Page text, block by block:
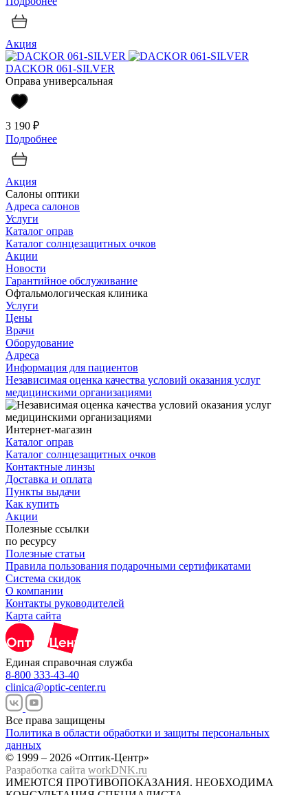
Акция
DACKOR 061-SILVER
Оправа универсальная
3 190 ₽
Подробнее
Акция
Салоны оптики
Адреса салонов
Услуги
Каталог оправ
Каталог солнцезащитных очков
Акции
Новости
Гарантийное обслуживание
Офтальмологическая клиника
Услуги
Цены
Врачи
Оборудование
Адреса
Информация для пациентов
Независимая оценка качества условий оказания услуг
медицинскими организациями
Интернет-магазин
Каталог оправ
Каталог солнцезащитных очков
Контактные линзы
Доставка и оплата
Пункты выдачи
Как купить
Акции
Полезные ссылки
по ресурсу
Полезные статьи
Правила пользования подарочными сертификатами
Система скидок
О компании
Контакты руководителей
Карта сайта
Единая справочная служба
8-800 333-43-40
clinica@optic-center.ru
Все права защищены
Политика в области обработки и защиты персональных
данных
© 1999 – 2026 «Оптик-Центр»
Разработка сайта workDNK.ru
ИМЕЮТСЯ ПРОТИВОПОКАЗАНИЯ. НЕОБХОДИМА